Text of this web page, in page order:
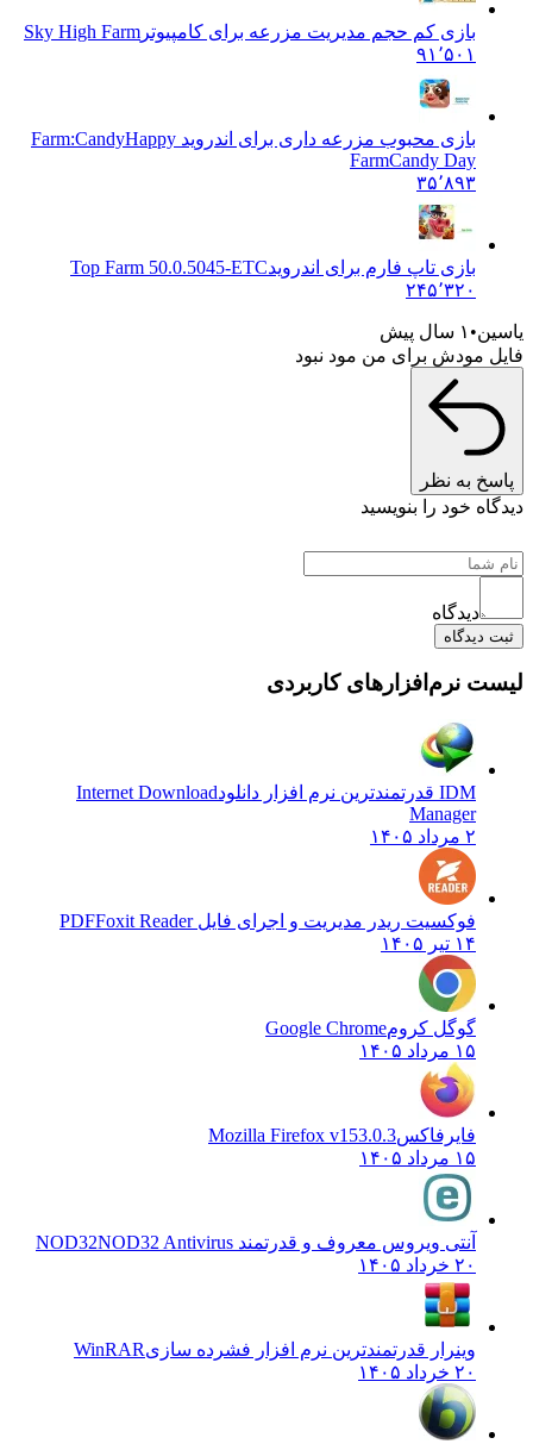
بازی کم حجم مدیریت مزرعه برای کامپیوتر Sky High Farm
۹۱٬۵۰۱
بازی محبوب مزرعه داری برای اندروید Farm:Candy Happy
FarmCandy Day
۳۵٬۸۹۳
بازی تاپ فارم برای اندرویدTop Farm 50.0.5045-ETC
۲۴۵٬۳۲۰
یاسین ۱ سال پیش
فایل مودش برای من مود نبود
پاسخ به نظر
دیدگاه خود را بنویسید
دیدگاه
ثبت دیدگاه
لیست نرم‌افزارهای کاربردی
IDM قدرتمندترین نرم افزار دانلود
Internet Download
Manager
۲ مرداد ۱۴۰۵
فوکسیت ریدر مدیریت و اجرای فایل PDFFoxit Reader
۱۴ تیر ۱۴۰۵
گوگل کرومGoogle Chrome
۱۵ مرداد ۱۴۰۵
فایرفاکسMozilla Firefox v153.0.3
۱۵ مرداد ۱۴۰۵
آنتی ویروس معروف و قدرتمند NOD32 NOD32 Antivirus
۲۰ خرداد ۱۴۰۵
وینرار قدرتمندترین نرم افزار فشرده سازیWinRAR
۲۰ خرداد ۱۴۰۵